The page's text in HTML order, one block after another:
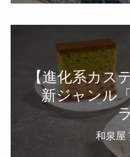
【進化系カス
新ジャンル
和泉屋